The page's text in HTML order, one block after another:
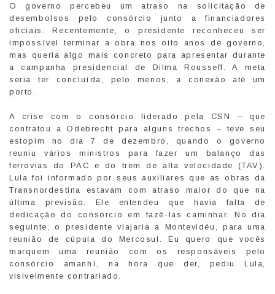
O governo percebeu um atraso na solicitação de
desembolsos pelo consórcio junto a financiadores
oficiais. Recentemente, o presidente reconheceu ser
impossível terminar a obra nos oito anos de governo,
mas queria algo mais concreto para apresentar durante
a campanha presidencial de Dilma Rousseff. A meta
seria ter concluída, pelo menos, a conexão até um
porto.
A crise com o consórcio liderado pela CSN – que
contratou a Odebrecht para alguns trechos – teve seu
estopim no dia 7 de dezembro, quando o governo
reuniu vários ministros para fazer um balanço das
ferrovias do PAC e do trem de alta velocidade (TAV).
Lula foi informado por seus auxiliares que as obras da
Transnordestina estavam com atraso maior do que na
última previsão. Ele entendeu que havia falta de
dedicação do consórcio em fazê-las caminhar. No dia
seguinte, o presidente viajaria a Montevidéu, para uma
reunião de cúpula do Mercosul. Eu quero que vocês
marquem uma reunião com os responsáveis pelo
consórcio amanhí, na hora que der, pediu Lula,
visivelmente contrariado.